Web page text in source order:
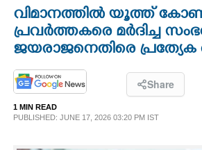
OPINION
PHOTOS
LIFESTYLE
വിമാനത്തിൽ യൂത്ത്
പ്രവർത്തകരെ മർദിച്ച
ജയരാജനെതിരെ
Share
1 MIN READ
PUBLISHED: JUNE 17, 2026 03:20 PM IST